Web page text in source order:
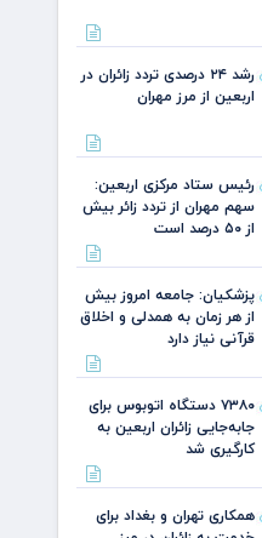
رشد ۲۴ درصدی تردد زائران در
اربعین از مرز مهران
رئیس ستاد مرکزی اربعین:
سهم مهران از تردد زائر بیش
از ۵۰ درصد است
پزشکیان: جامعه امروز بیش
از هر زمان به همدلی و اخلاق
قرآنی نیاز دارد
۷۳۸۰ دستگاه اتوبوس برای
جابه‌جایی زائران اربعین به‌
کارگیری شد
همکاری تهران و بغداد برای